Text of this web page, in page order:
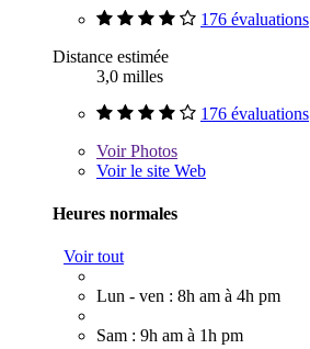
176 évaluations
Distance estimée
3,0 milles
176 évaluations
VoirPhotos
Voir le site Web
Heures normales
Voir tout
Lun - ven : 8h am à 4h pm
Sam : 9h am à 1h pm